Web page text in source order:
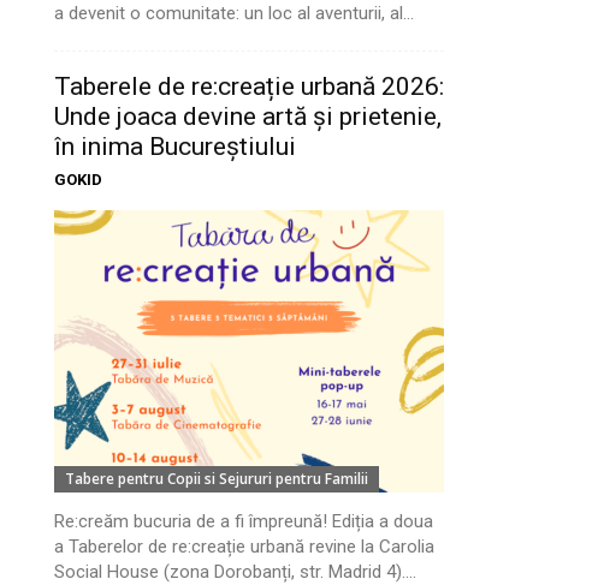
a devenit o comunitate: un loc al aventurii, al...
Taberele de re:creație urbană 2026:
Unde joaca devine artă și prietenie,
în inima Bucureștiului
GOKID
Tabere pentru Copii si Sejururi pentru Familii
Re:creăm bucuria de a fi împreună! Ediția a doua
a Taberelor de re:creație urbană revine la Carolia
Social House (zona Dorobanți, str. Madrid 4)....